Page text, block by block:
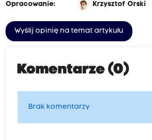
Opracowanie:
Krzysztof Orski
Wyślij opinię na temat artykułu
Komentarze (0)
Brak komentarzy